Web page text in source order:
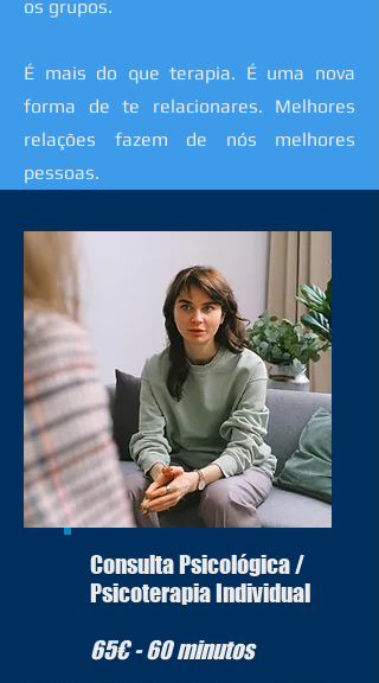
os grupos.
É mais do que terapia. É uma nova
forma de te relacionares. Melhores
relações fazem de nós melhores
pessoas.
Consulta Psicológica /
Psicoterapia Individual
65€ - 60 minutos